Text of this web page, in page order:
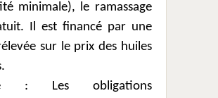
minimale), le ramassage
Il est financé par une
sur le prix des huiles
: Les obligations